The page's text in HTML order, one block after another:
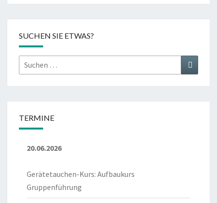
SUCHEN SIE ETWAS?
Suchen
nach:
Suchen
TERMINE
20.06.2026
Gerätetauchen-Kurs: Aufbaukurs
Gruppenführung